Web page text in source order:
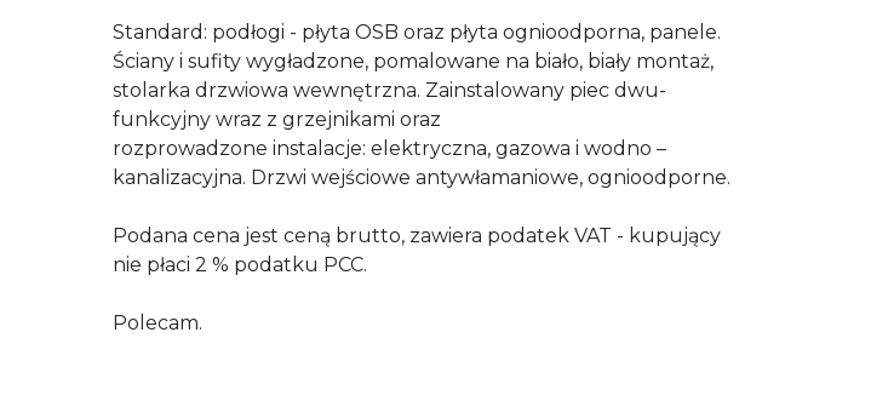
Standard: podłogi - płyta OSB oraz płyta ognioodporna, panele.
Ściany i sufity wygładzone, pomalowane na biało, biały montaż,
stolarka drzwiowa wewnętrzna. Zainstalowany piec dwu-
funkcyjny wraz z grzejnikami oraz
rozprowadzone instalacje: elektryczna, gazowa i wodno –
kanalizacyjna. Drzwi wejściowe antywłamaniowe, ognioodporne.
Podana cena jest ceną brutto, zawiera podatek VAT - kupujący
nie płaci 2 % podatku PCC.
Polecam.